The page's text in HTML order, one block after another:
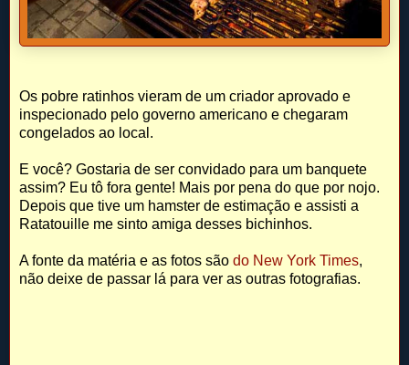
Os pobre ratinhos vieram de um criador aprovado e
inspecionado pelo governo americano e chegaram
congelados ao local.
E você? Gostaria de ser convidado para um banquete
assim? Eu tô fora gente! Mais por pena do que por nojo.
Depois que tive um hamster de estimação e assisti a
Ratatouille me sinto amiga desses bichinhos.
A fonte da matéria e as fotos são do New York Times,
não deixe de passar lá para ver as outras fotografias.